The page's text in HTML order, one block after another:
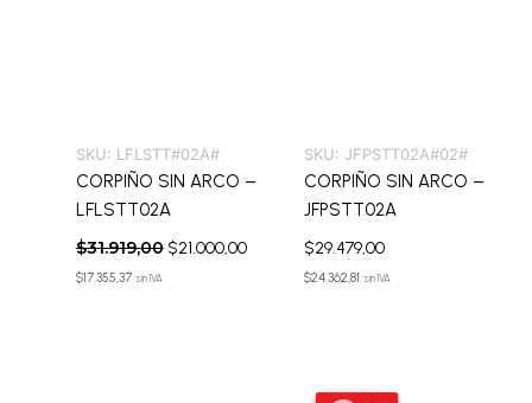
SKU: LFLSTT#02A#
CORPIÑO SIN ARCO –
LFLSTT02A
$31.919,00 $21.000,00
$17.355,37 sin IVA
SKU: JFPSTT02A#02#
CORPIÑO SIN ARCO –
JFPSTT02A
$29.479,00
$24.362,81 sin IVA